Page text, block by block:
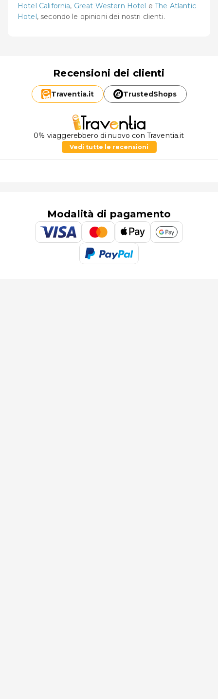
Hotel California, Great Western Hotel eThe Atlantic
Hotel, secondo le opinioni dei nostri clienti.
Recensioni dei clienti
Traventia.it TrustedShops
0% viaggerebbero di nuovo con Traventia.it
Vedi tutte le recensioni
Modalità di pagamento